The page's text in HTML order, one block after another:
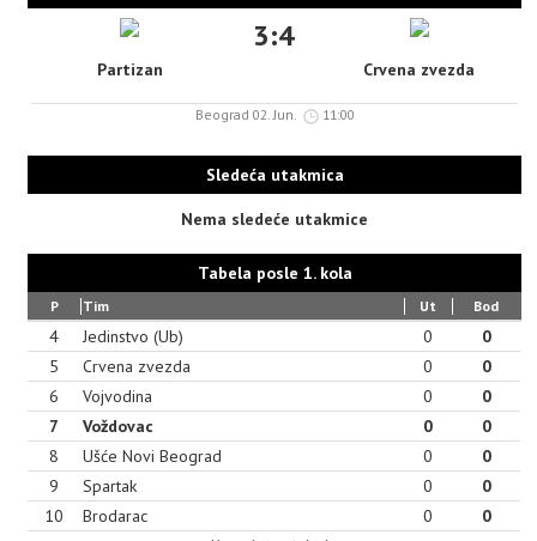
3:4
Partizan Crvena zvezda
Beograd 02. Jun. 11:00
Sledeća utakmica
Nema sledeće utakmice
Tabela posle 1. kola
P Tim Ut Bod
4 Jedinstvo (Ub) 0
0
5
Crvena zvezda 0
0
6
Vojvodina 0
0
7
Voždovac 0
0
8
Ušće Novi Beograd 0
0
9
Spartak 0
0
10
Brodarac 0
0